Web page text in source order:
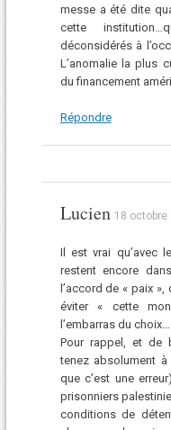
messe a été dite
cette
déconsidérés à
L’anomalie la plus
du financement
Répondre
Lucien 18 octobre
Il est vrai qu’avec
restent encore
l’accord de « paix
éviter « cette
l’embarras du choix…
Pour rappel, et de
tenez absolument
que c’est une
prisonniers
conditions de